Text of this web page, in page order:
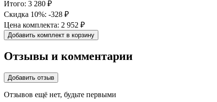
Итого: 3 280 ₽
Скидка 10%: -328 ₽
Цена комплекта: 2 952 ₽
Добавить комплект в корзину
Отзывы и комментарии
Добавить отзыв
Отзывов ещё нет, будьте первыми